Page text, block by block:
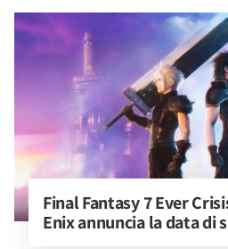
Final Fantasy 7 Ever
Enix annuncia la data di